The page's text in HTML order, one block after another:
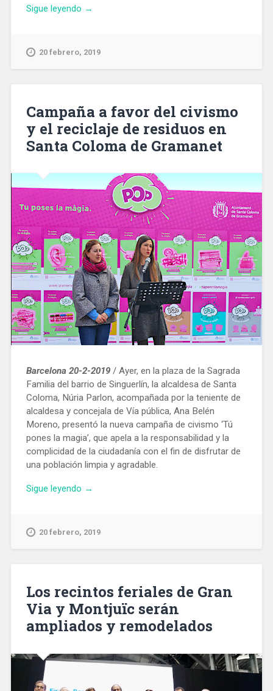
Sigue leyendo «La
56
eléctricos
en
el
→
20 febrero, 2019
Campaña a favor del civismo
y el reciclaje de residuos en
Santa Coloma de Gramanet
Barcelona 20-2-2019/ Ayer, en la plaza de la Sagrada
Familia del barrio de Singuerlín, la alcaldesa de Santa
Coloma, Núria Parlon, acompañada por la teniente de
alcaldesa y concejala de Vía pública, Ana Belén
Moreno, presentó la nueva campaña de civismo ‘Tú
pones la magia’, que apela a la responsabilidad y la
complicidad de la ciudadanía con el fin de disfrutar de
una población limpia y agradable.
Sigue leyendo «Campaña
del
de
residuos
en
de
→
20 febrero, 2019
Los recintos feriales de Gran
Via y Montjuïc serán
ampliados y remodelados